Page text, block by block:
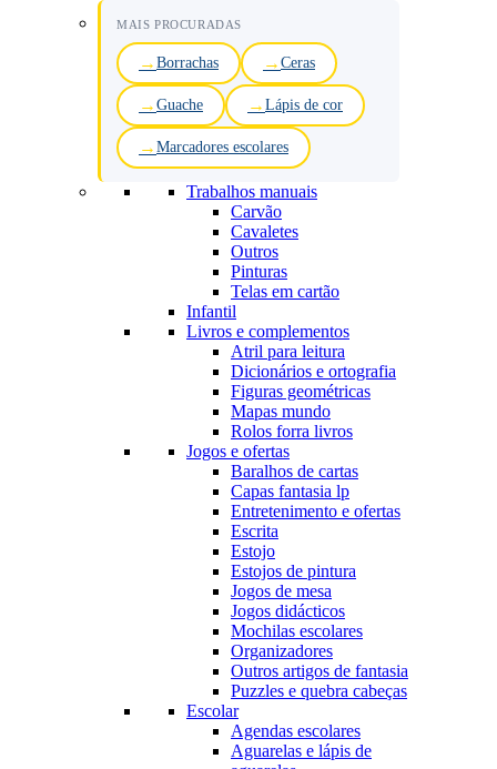
MAIS PROCURADAS
Borrachas Ceras
Guache Lápis de cor
Marcadores escolares
Trabalhos manuais
Carvão
Cavaletes
Outros
Pinturas
Telas em cartão
Infantil
Livros e complementos
Atril para leitura
Dicionários e ortografia
Figuras geométricas
Mapas mundo
Rolos forra livros
Jogos e ofertas
Baralhos de cartas
Capas fantasia lp
Entretenimento e ofertas
Escrita
Estojo
Estojos de pintura
Jogos de mesa
Jogos didácticos
Mochilas escolares
Organizadores
Outros artigos de fantasia
Puzzles e quebra cabeças
Escolar
Agendas escolares
Aguarelas e lápis de